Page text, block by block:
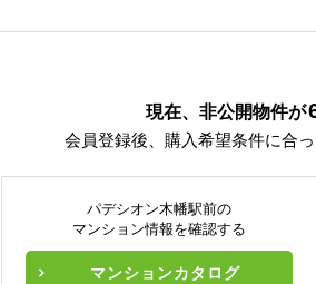
現在、非公開物件が
会員登録後、購入希望条件に合
パデシオン木幡駅前の
マンション情報を確認する
マンションカタログ